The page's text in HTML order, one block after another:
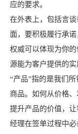
应的要求。
在外表上，包括言
面，要积极履行承诺
权威可以体现为你
源能为客户提供的实
“产品”指的是我们
商品。如何从价格
提升产品的价值，
经理在签单过程中必